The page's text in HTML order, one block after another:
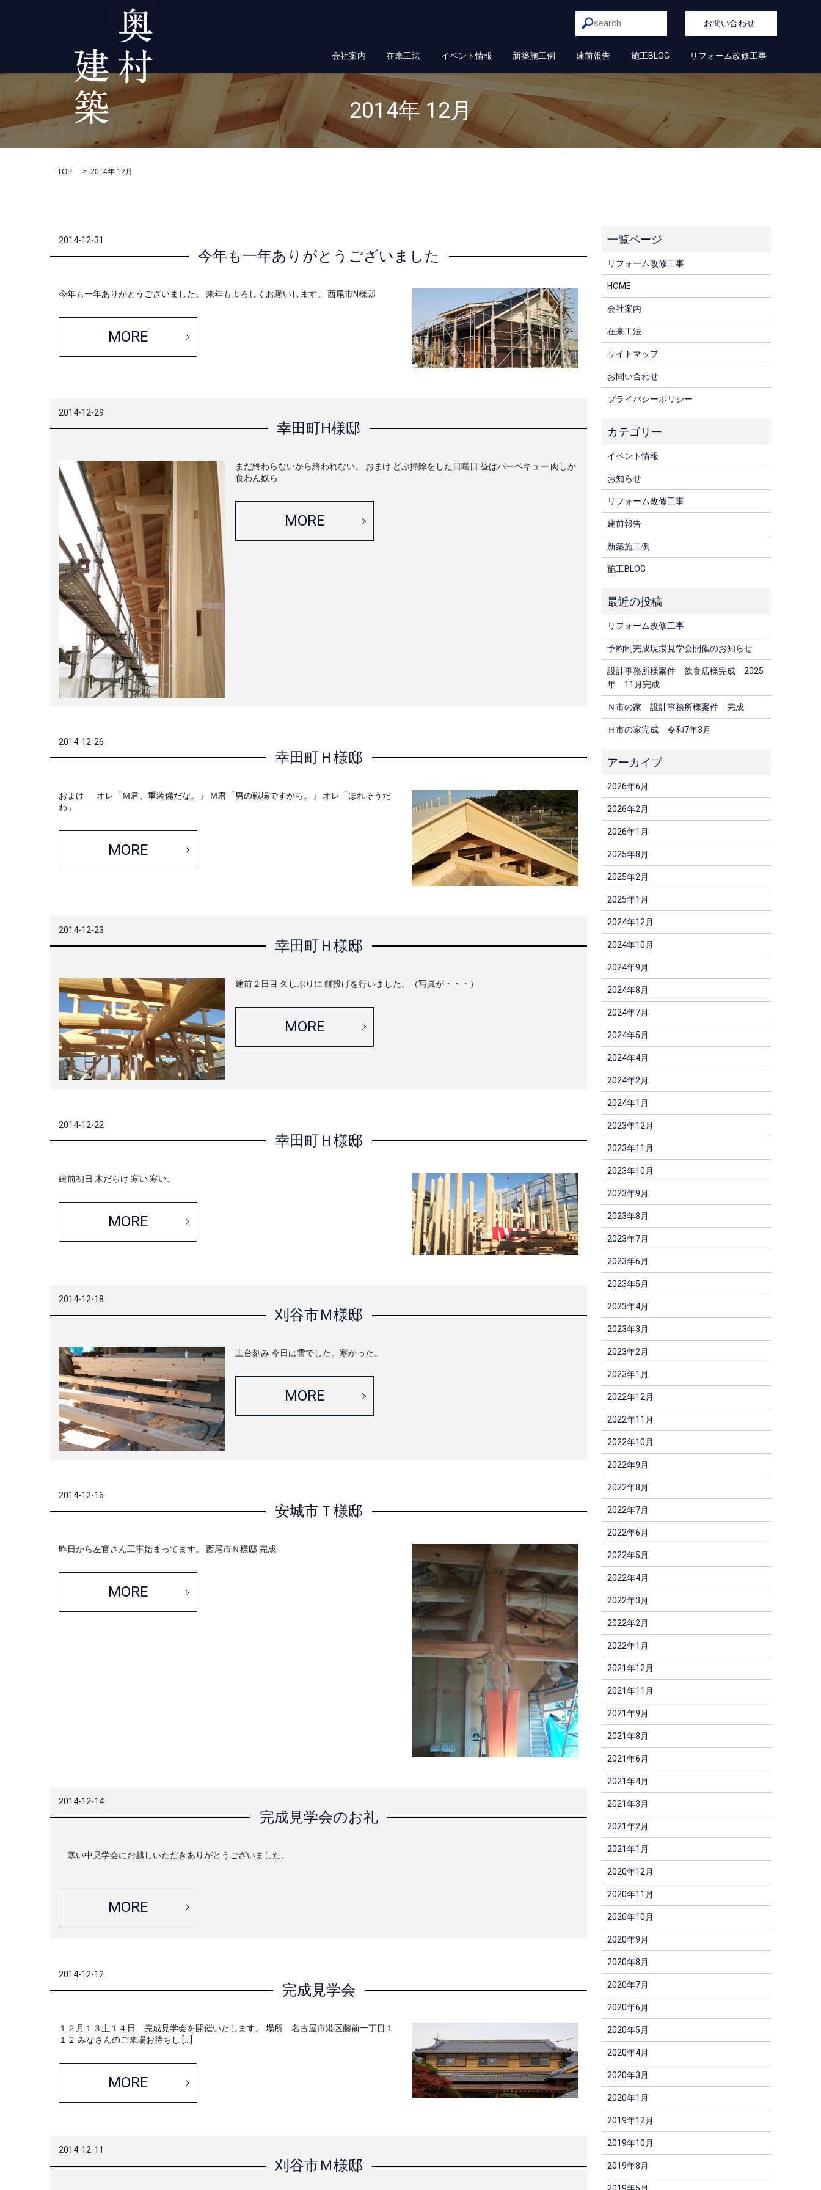
会社案内 在来工法 イベント情報 新築施工例 建前報告 施工BLOG リフォーム改修工事
お問い合わせ
2014年 12月
TOP 2014年 12月
2014-12-31
今年も一年ありがとうございました
今年も一年ありがとうございました。 来年もよろしくお願いします。 西尾市N様邸
MORE
2014-12-29
幸田町H様邸
まだ終わらないから終われない。 おまけ どぶ掃除をした日曜日 昼はバーベキュー 肉しか
食わん奴ら
MORE
2014-12-26
幸田町Ｈ様邸
おまけ オレ「Ｍ君、重装備だな。」 Ｍ君「男の戦場ですから。」 オレ「ほれそうだ
わ」
MORE
2014-12-23
幸田町Ｈ様邸
建前２日目 久しぶりに 餅投げを行いました。（写真が・・・）
MORE
2014-12-22
幸田町Ｈ様邸
建前初日 木だらけ 寒い 寒い。
MORE
2014-12-18
刈谷市Ｍ様邸
土台刻み 今日は雪でした。寒かった。
MORE
2014-12-16
安城市Ｔ様邸
昨日から左官さん工事始まってます。 西尾市Ｎ様邸 完成
MORE
2014-12-14
完成見学会のお礼
寒い中見学会にお越しいただきありがとうございました。
MORE
2014-12-12
完成見学会
１２月１３土１４日 完成見学会を開催いたします。 場所 名古屋市港区藤前一丁目１
１２ みなさんのご来場お待ちし […]
MORE
2014-12-11
刈谷市Ｍ様邸
リフォーム改修工事
HOME
会社案内
在来工法
サイトマップ
お問い合わせ
プライバシーポリシー
イベント情報
お知らせ
リフォーム改修工事
建前報告
新築施工例
施工BLOG
リフォーム改修工事
予約制完成現場見学会開催のお知らせ
設計事務所様案件 飲食店様完成 2025
年 11月完成
Ｎ市の家 設計事務所様案件 完成
Ｈ市の家完成 令和7年3月
2026年6月
2026年2月
2026年1月
2025年8月
2025年2月
2025年1月
2024年12月
2024年10月
2024年9月
2024年8月
2024年7月
2024年5月
2024年4月
2024年2月
2024年1月
2023年12月
2023年11月
2023年10月
2023年9月
2023年8月
2023年7月
2023年6月
2023年5月
2023年4月
2023年3月
2023年2月
2023年1月
2022年12月
2022年11月
2022年10月
2022年9月
2022年8月
2022年7月
2022年6月
2022年5月
2022年4月
2022年3月
2022年2月
2022年1月
2021年12月
2021年11月
2021年9月
2021年8月
2021年6月
2021年4月
2021年3月
2021年2月
2021年1月
2020年12月
2020年11月
2020年10月
2020年9月
2020年8月
2020年7月
2020年6月
2020年5月
2020年4月
2020年3月
2020年1月
2019年12月
2019年10月
2019年8月